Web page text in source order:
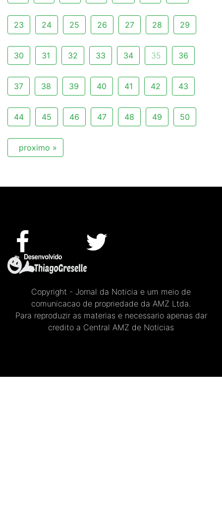
23 24 25 26 27 28 29
30 31 32 33 34 35 36
37 38 39 40 41 42 43
44 45 46 47 48 49 50
proximo »
Copyright - Jornal da Noticia e um meio de
comunicacao de propriedade da AMZ Ltda.
Para reproduzir as materias e necessario apenas dar
credito a Central AMZ de Noticias